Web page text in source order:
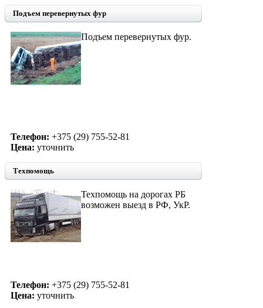
Подъем перевернутых фур
Подъем перевернутых фур.
Телефон: +375 (29) 755-52-81
Цена: уточнить
Техпомощь
Техпомощь на дорогах РБ
возможен выезд в РФ, УкР.
Телефон: +375 (29) 755-52-81
Цена: уточнить